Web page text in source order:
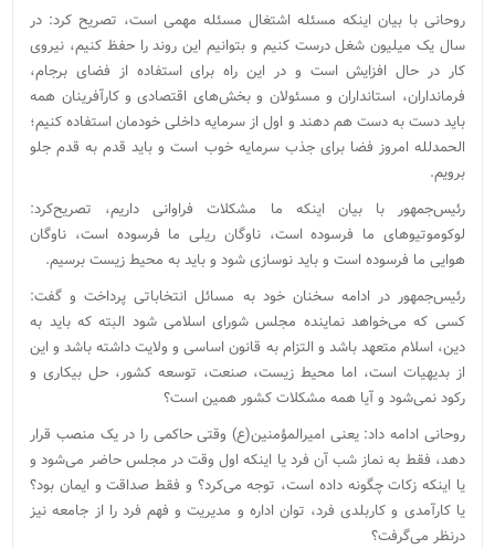
روحانی با بیان اینکه مسئله اشتغال مسئله مهمی است، تصریح کرد: در
سال یک میلیون شغل درست کنیم و بتوانیم این روند را حفظ کنیم، نیروی
کار در حال افزایش است و در این راه برای استفاده از فضای برجام،
فرمانداران، استانداران و مسئولان و بخش‌های اقتصادی و کارآفرینان همه
باید دست به دست هم دهند و اول از سرمایه داخلی خودمان استفاده کنیم؛
الحمدلله امروز فضا برای جذب سرمایه خوب است و باید قدم به قدم جلو
برویم.
رئیس‌جمهور با بیان اینکه ما مشکلات فراوانی داریم، تصریح‌کرد:
لوکوموتیوهای ما فرسوده است، ناوگان ریلی ما فرسوده است، ناوگان
هوایی ما فرسوده است و باید نوسازی شود و باید به محیط زیست برسیم.
رئیس‌جمهور در ادامه سخنان خود به مسائل انتخاباتی پرداخت و گفت:
کسی که می‌خواهد نماینده مجلس شورای اسلامی شود البته که باید به
دین، اسلام متعهد باشد و التزام به قانون اساسی و ولایت داشته باشد و این
از بدیهیات است، اما محیط زیست، صنعت، توسعه کشور، حل بیکاری و
رکود نمی‌شود و آیا همه مشکلات کشور همین است؟
روحانی ادامه داد: یعنی امیرالمؤمنین(ع) وقتی حاکمی را در یک منصب قرار
دهد، فقط به نماز شب آن فرد یا اینکه اول وقت در مجلس حاضر می‌شود و
یا اینکه زکات چگونه داده است، توجه می‌کرد؟ و فقط صداقت و ایمان بود؟
یا کارآمدی و کاربلدی فرد، توان اداره و مدیریت و فهم فرد را از جامعه نیز
درنظر می‌گرفت؟